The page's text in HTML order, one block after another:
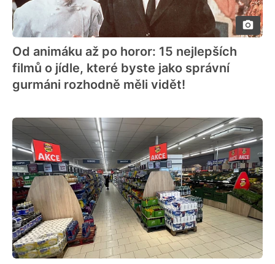
Od animáku až po horor: 15 nejlepších
filmů o jídle, které byste jako správní
gurmáni rozhodně měli vidět!